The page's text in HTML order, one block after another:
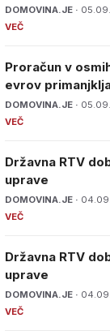
DOMOVINA.JE ·
Proračun v
evrov
DOMOVINA.JE ·
Državna RTV
uprave
DOMOVINA.JE ·
Državna RTV
uprave
DOMOVINA.JE ·